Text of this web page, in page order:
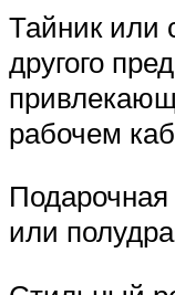
Тайник или
другого
рабочем
или